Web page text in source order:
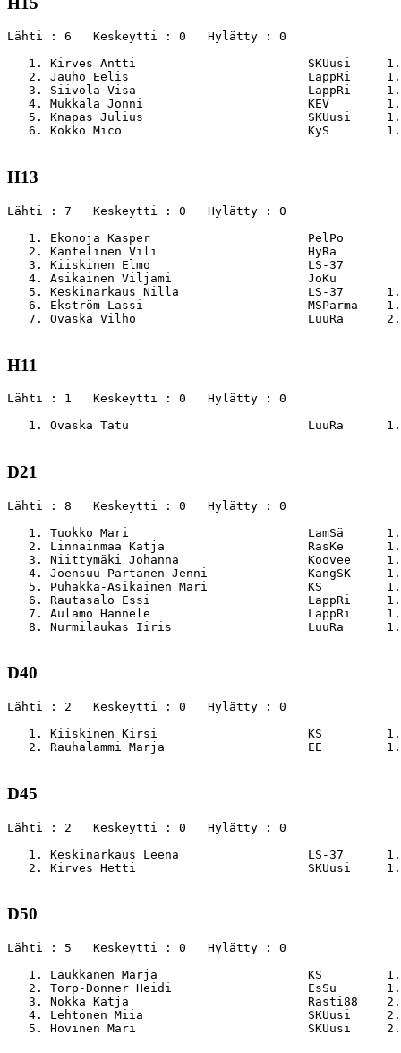
Lähti : 6   Keskeytti : 0   Hylätty : 0
1. Kirves Antti
2. Jauho Eelis                         LappRi
3. Siivola Visa                        LappRi
4. Mukkala Jonni                       KEV
5. Knapas Julius                       SKUusi
6. Kokko Mico                          KyS
H13
Lähti : 7   Keskeytti : 0   Hylätty : 0
1. Ekonoja Kasper
2. Kantelinen Vili                     HyRa
3. Kiiskinen Elmo                      LS-37
4. Asikainen Viljami                   JoKu
5. Keskinarkaus Nilla                  LS-37
6. Ekström Lassi                       MSParma
7. Ovaska Vilho                        LuuRa
H11
Lähti : 1   Keskeytti : 0   Hylätty : 0
1. Ovaska Tatu
D21
Lähti : 8   Keskeytti : 0   Hylätty : 0
1. Tuokko Mari
2. Linnainmaa Katja                    RasKe
3. Niittymäki Johanna                  Koovee
4. Joensuu-Partanen Jenni              KangSK
5. Puhakka-Asikainen Mari              KS
6. Rautasalo Essi                      LappRi
7. Aulamo Hannele                      LappRi
8. Nurmilaukas Iiris                   LuuRa
D40
Lähti : 2   Keskeytti : 0   Hylätty : 0
1. Kiiskinen Kirsi                     KS
2. Rauhalammi Marja                    EE
D45
Lähti : 2   Keskeytti : 0   Hylätty : 0
1. Keskinarkaus Leena                  LS-
2. Kirves Hetti                        SKUusi
D50
Lähti : 5   Keskeytti : 0   Hylätty : 0
1. Laukkanen Marja                     KS
2. Torp-Donner Heidi                   EsSu
3. Nokka Katja                         Rasti88
4. Lehtonen Miia                       SKUusi
5. Hovinen Mari                        SKUusi